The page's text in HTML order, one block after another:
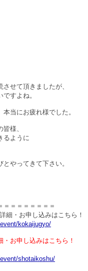
せて頂きましたが、
すよね。
当にお疲れ様でした。
様、
るように
やってきて下さい。
＝＝＝＝＝＝＝＝
細・お申し込みはこちら！
kokaijugyo/
お申し込みはこちら！
shotaikoshu/